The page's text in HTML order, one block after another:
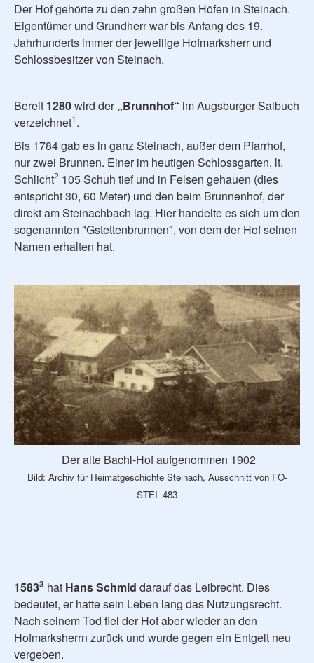
Der Hof gehörte zu den zehn großen Höfen in Steinach.
Eigentümer und Grundherr war bis Anfang des 19.
Jahrhunderts immer der jeweilige Hofmarksherr und
Schlossbesitzer von Steinach.
Bereit 1280wird der„Brunnhof“ im Augsburger Salbuch
verzeichnet1.
Bis 1784 gab es in ganz Steinach, außer dem Pfarrhof,
nur zwei Brunnen. Einer im heutigen Schlossgarten, lt.
Schlicht2 105 Schuh tief und in Felsen gehauen (dies
entspricht 30, 60 Meter) und den beim Brunnenhof, der
direkt am Steinachbach lag. Hier handelte es sich um den
sogenannten "Gstettenbrunnen", von dem der Hof seinen
Namen erhalten hat.
Der alte Bachl-Hof aufgenommen 1902
Bild: Archiv für Heimatgeschichte Steinach, Ausschnitt von FO-
STEI_483
15833 hat Hans Schmid darauf das Leibrecht. Dies
bedeutet, er hatte sein Leben lang das Nutzungsrecht.
Nach seinem Tod fiel der Hof aber wieder an den
Hofmarksherrn zurück und wurde gegen ein Entgelt neu
vergeben.